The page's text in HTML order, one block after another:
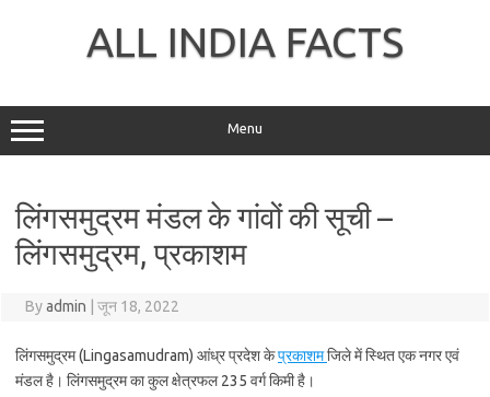
ALL INDIA FACTS
Menu
लिंगसमुद्रम मंडल के गांवों की सूची –
लिंगसमुद्रम, प्रकाशम
Byadmin जून 18, 2022
लिंगसमुद्रम (Lingasamudram) आंध्र प्रदेश केप्रकाशमजिले में स्थित एक नगर एवं
मंडल है। लिंगसमुद्रम का कुल क्षेत्रफल 235 वर्ग किमी है।